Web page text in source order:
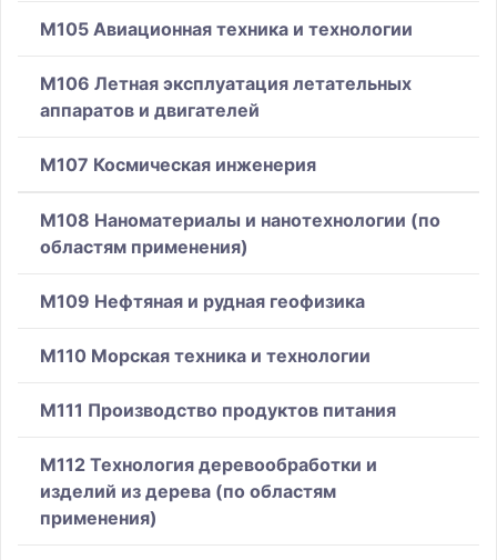
M105 Авиационная техника и технологии
M106 Летная эксплуатация летательных
аппаратов и двигателей
M107 Космическая инженерия
M108 Наноматериалы и нанотехнологии (по
областям применения)
M109 Нефтяная и рудная геофизика
M110 Морская техника и технологии
M111 Производство продуктов питания
M112 Технология деревообработки и
изделий из дерева (по областям
применения)